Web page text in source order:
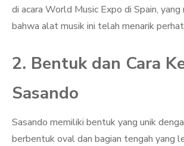
di acara World Music Expo di Spain, yang
bahwa alat musik ini telah menarik
2. Bentuk dan Cara
Sasando
Sasando memiliki bentuk yang unik
berbentuk oval dan bagian tengah yang